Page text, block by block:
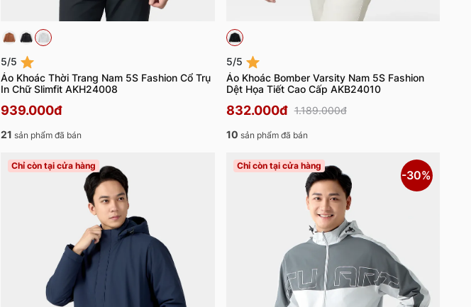
5/5
Áo Khoác Thời Trang Nam 5S Fashion Cổ Trụ
In Chữ Slimfit AKH24008
939.000đ
21 sản phẩm đã bán
5/5
Áo Khoác Bomber Varsity Nam 5S Fashion
Dệt Họa Tiết Cao Cấp AKB24010
832.000đ 1.189.000đ
10 sản phẩm đã bán
Chỉ còn tại cửa hàng Chỉ còn tại cửa hàng
-30%